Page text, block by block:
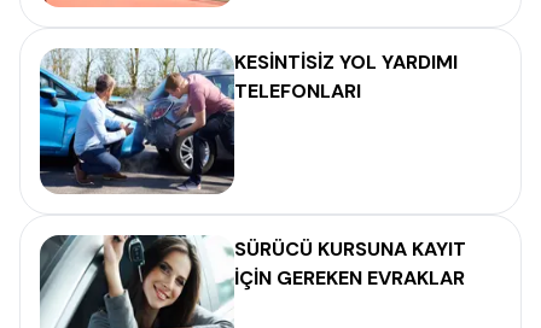
KESİNTİSİZ YOL YARDIMI
TELEFONLARI
SÜRÜCÜ KURSUNA KAYIT
İÇİN GEREKEN EVRAKLAR